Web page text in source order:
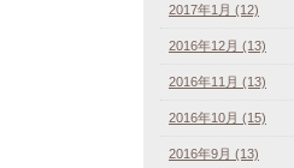
2017年1月 (12)
2016年12月 (13)
2016年11月 (13)
2016年10月 (15)
2016年9月 (13)